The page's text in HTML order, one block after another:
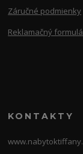
Záručné podmienky
Reklamačný
KONTAKTY